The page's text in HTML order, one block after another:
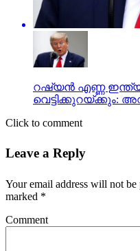
റഷ്യന്‍ എണ്ണ
വെട്ടിക്കുറയ്ക്കും:
Click to comment
Leave a Reply
Your email address will not be
marked *
Comment